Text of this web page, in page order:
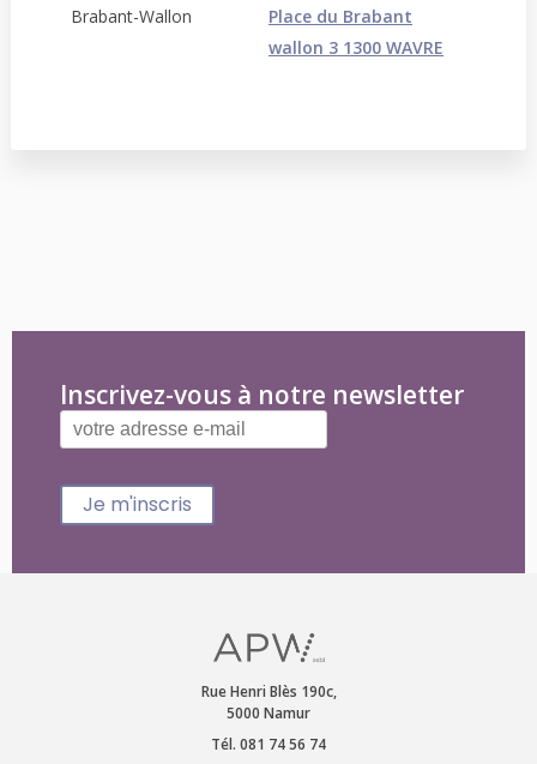
Brabant-Wallon
Place du Brabant
wallon 3 1300 WAVRE
Inscrivez-vous à notre newsletter
Je m'inscris
Rue Henri Blès 190c,
5000 Namur
Tél. 081 74 56 74